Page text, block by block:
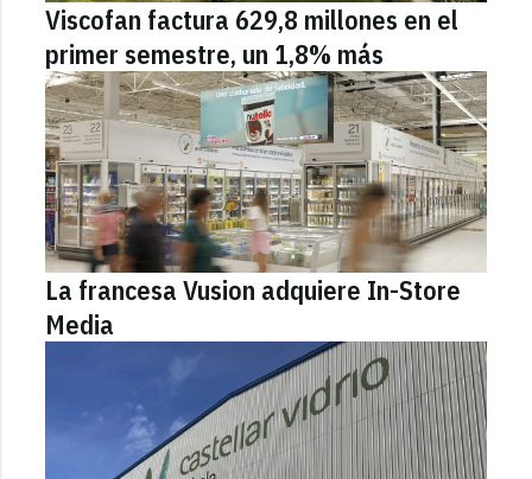
Viscofan factura 629,8 millones en el
primer semestre, un 1,8% más
La francesa Vusion adquiere In-Store
Media